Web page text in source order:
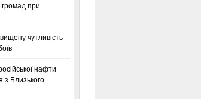
громад при
чутливість
нафти
з Близького